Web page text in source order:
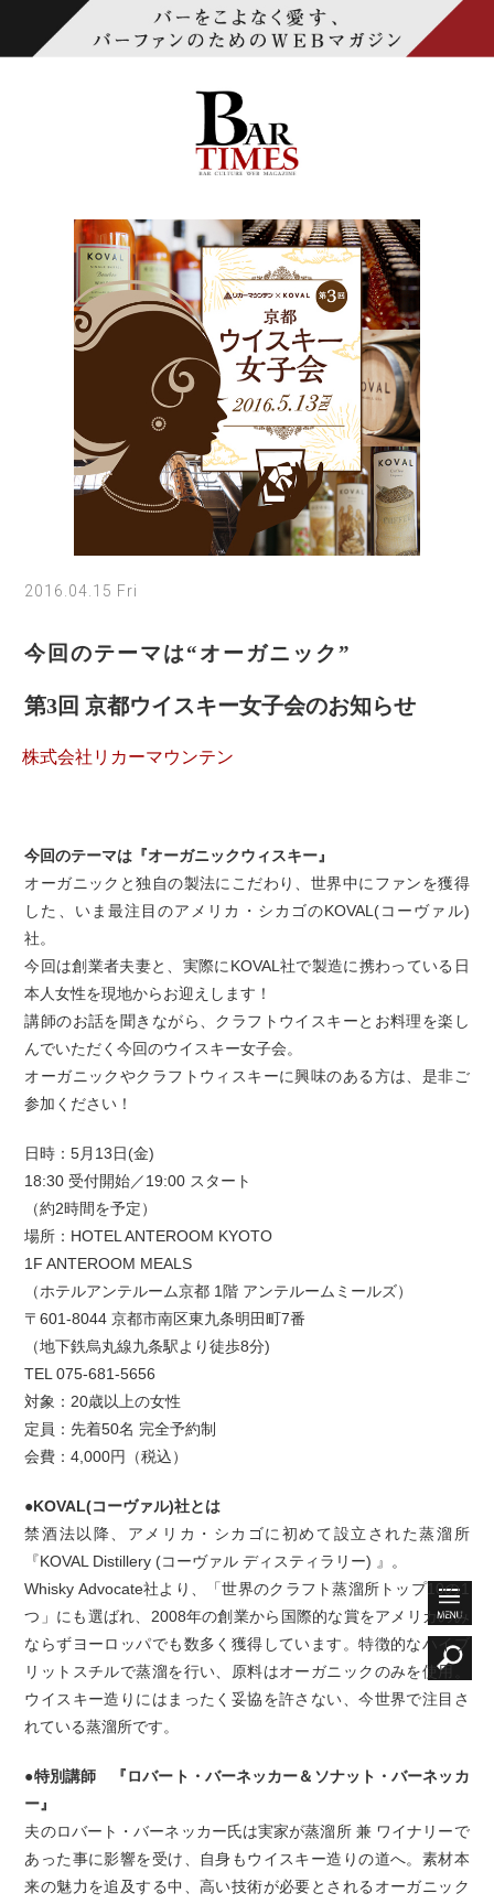
2016.04.15 Fri
今回のテーマは“オーガニック”
第3回 京都ウイスキー女子会のお知らせ
株式会社リカーマウンテン
今回のテーマは『オーガニックウィスキー』
オーガニックと独自の製法にこだわり、世界中にファンを獲得
した、いま最注目のアメリカ・シカゴのKOVAL(コーヴァル)
社。
今回は創業者夫妻と、実際にKOVAL社で製造に携わっている日
本人女性を現地からお迎えします！
講師のお話を聞きながら、クラフトウイスキーとお料理を楽し
んでいただく今回のウイスキー女子会。
オーガニックやクラフトウィスキーに興味のある方は、是非ご
参加ください！
日時：5月13日(金)
18:30 受付開始／19:00 スタート
（約2時間を予定）
場所：HOTEL ANTEROOM KYOTO
1F ANTEROOM MEALS
（ホテルアンテルーム京都 1階 アンテルームミールズ）
〒601-8044 京都市南区東九条明田町7番
（地下鉄烏丸線九条駅より徒歩8分)
TEL 075-681-5656
対象：20歳以上の女性
定員：先着50名 完全予約制
会費：4,000円（税込）
●KOVAL(コーヴァル)社とは
禁酒法以降、アメリカ・シカゴに初めて設立された蒸溜所
『KOVAL Distillery (コーヴァル ディスティラリー) 』。
Whisky Advocate社より、「世界のクラフト蒸溜所トップ10の1
つ」にも選ばれ、2008年の創業から国際的な賞をアメリカのみ
ならずヨーロッパでも数多く獲得しています。特徴的なハイブ
リットスチルで蒸溜を行い、原料はオーガニックのみを使用。
ウイスキー造りにはまったく妥協を許さない、今世界で注目さ
れている蒸溜所です。
●特別講師 『ロバート・バーネッカー＆ソナット・バーネッカ
ー』
夫のロバート・バーネッカー氏は実家が蒸溜所 兼 ワイナリーで
あった事に影響を受け、自身もウイスキー造りの道へ。素材本
来の魅力を追及する中、高い技術が必要とされるオーガニック